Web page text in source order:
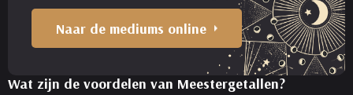
Naar de mediums online
Wat zijn de voordelen van Meestergetallen?